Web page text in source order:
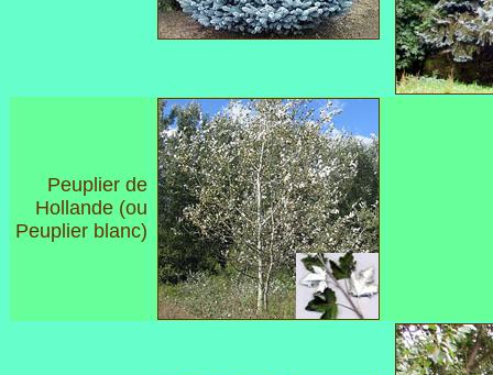
Peuplier de
Hollande (ou
Peuplier blanc)